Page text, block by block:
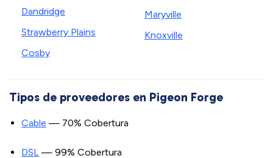
Dandridge
Strawberry Plains
Cosby
Maryville
Knoxville
Tipos de proveedores en Pigeon Forge
Cable — 70% Cobertura
DSL — 99% Cobertura